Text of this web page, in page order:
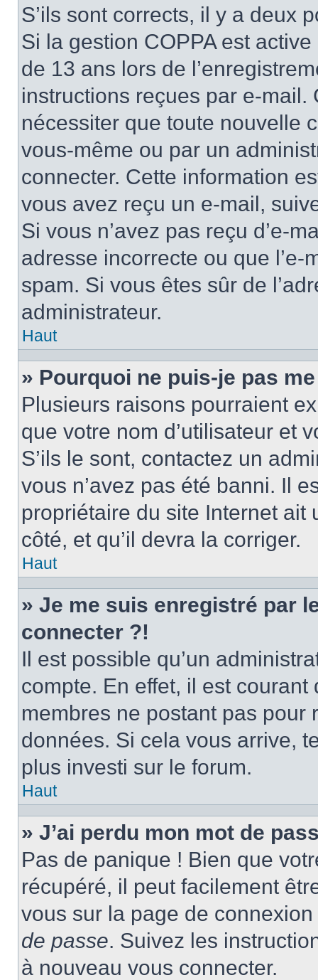
S’ils sont corrects, il y a deux
Si la gestion COPPA est
de 13 ans lors de
instructions reçues par e-
nécessiter que toute nouvelle
vous-même ou par un
connecter. Cette information
vous avez reçu un e-mail,
Si vous n’avez pas reçu d’e-
adresse incorrecte ou que
spam. Si vous êtes sûr de
administrateur.
Haut
» Pourquoi ne puis-je pas
Plusieurs raisons pourraient
que votre nom d’utilisateur et
S’ils le sont, contactez un
vous n’avez pas été banni. Il
propriétaire du site Internet
côté, et qu’il devra la corriger.
Haut
» Je me suis enregistré par
connecter ?!
Il est possible qu’un
compte. En effet, il est
membres ne postant pas
données. Si cela vous arrive,
plus investi sur le forum.
Haut
» J’ai perdu mon mot de
Pas de panique ! Bien que
récupéré, il peut facilement
vous sur la page de
de passe. Suivez les
à nouveau vous connecter.